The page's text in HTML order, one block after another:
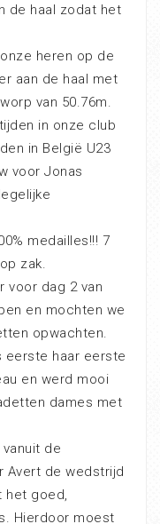
de haal zodat het
heren op de
aan de haal met
van 50.76m.
in onze club
in België U23
voor Jonas
medailles!!! 7
zak.
voor dag 2 van
en mochten we
opwachten.
eerste haar eerste
en werd mooi
dames met
de
Avert de wedstrijd
het goed,
Hierdoor moest